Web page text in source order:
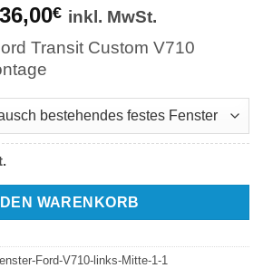
€Preisspanne:
886,00€
bis
inkl. MwSt.
Transit Custom V710
DEN WARENKORB
Ford-V710-links-Mitte-1-1